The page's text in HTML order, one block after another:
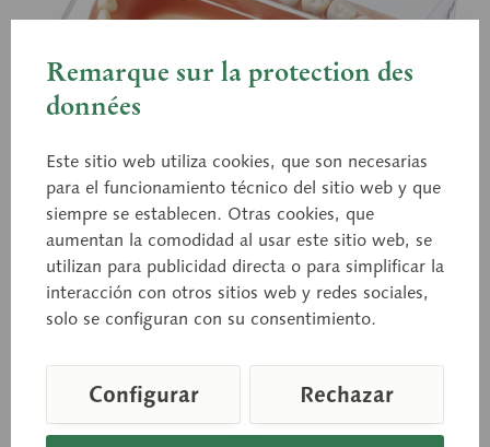
A tamaño natural, de SOMSO-PLAST®. Consta de
Remarque sur la protection des
données
Este sitio web utiliza cookies, que son necesarias
para el funcionamiento técnico del sitio web y que
siempre se establecen. Otras cookies, que
aumentan la comodidad al usar este sitio web, se
utilizan para publicidad directa o para simplificar la
interacción con otros sitios web y redes sociales,
solo se configuran con su consentimiento.
Configurar Rechazar